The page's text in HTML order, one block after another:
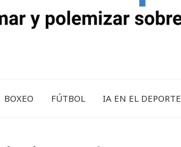
BOXEO FÚTBOL IA EN EL DEPORTE